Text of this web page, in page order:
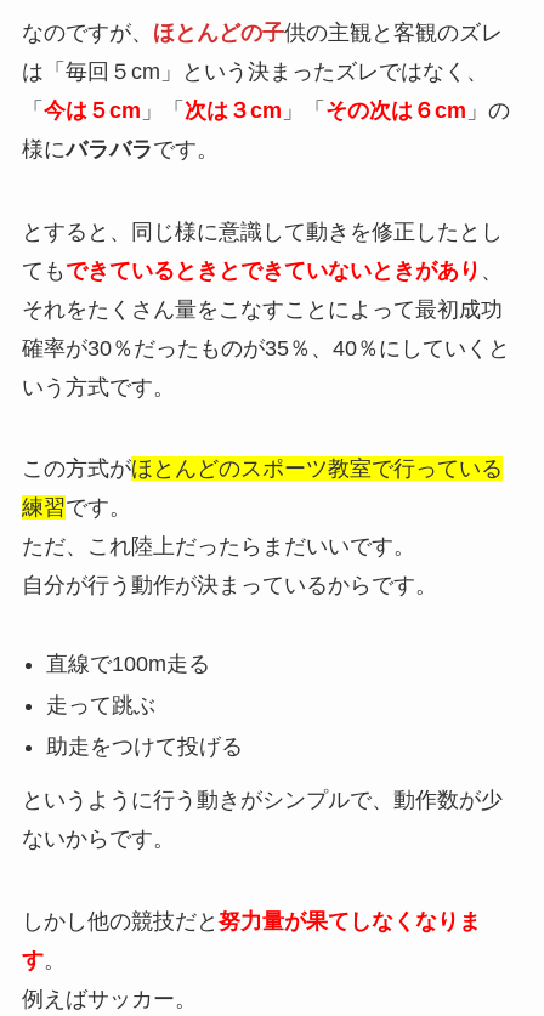
なのですが、 ほとんどの子供の主観と客観のズレ
は「毎回５cm」という決まったズレではなく、
「 今は５cm 」「 次は３cm 」「 その次は６cm 」の
様にバラバラです。
とすると、同じ様に意識して動きを修正したとし
ても できているときとできていないときがあり 、
それをたくさん量をこなすことによって最初成功
確率が30％だったものが35％、40％にしていくと
いう方式です。
この方式がほとんどのスポーツ教室で行っている
練習です。
ただ、これ陸上だったらまだいいです。
自分が行う動作が決まっているからです。
直線で100m走る
走って跳ぶ
助走をつけて投げる
というように行う動きがシンプルで、動作数が少
ないからです。
しかし他の競技だと努力量が果てしなくなりま
す。
例えばサッカー。